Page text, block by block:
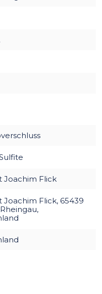
Joachim Flick
Joachim Flick, 65439